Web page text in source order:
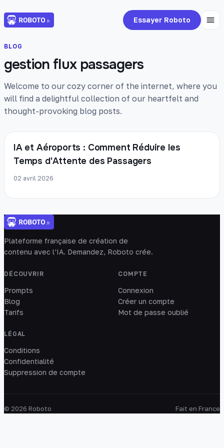
Essayer Roboto
BLOG
gestion flux passagers
Welcome to our cozy corner of the internet, where you
will find a delightful collection of our heartfelt and
thought-provoking blog posts.
IA et Aéroports : Comment Réduire les
Temps d'Attente des Passagers
02 avril 2026
Plateforme française de création de
contenu avec l’IA. Demandez, Roboto crée.
DÉCOUVRIR
Prompts
Blog
Tarifs
COMPTE
Connexion
Créer un compte
Mot de passe oublié
LÉGAL
Conditions
Confidentialité
Suppression de compte
© 2026 Roboto Fait en France